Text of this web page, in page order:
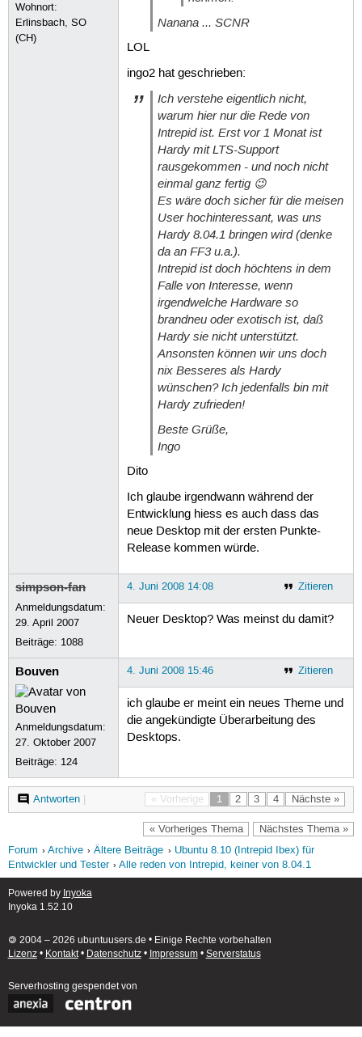
Wohnort:
Erlinsbach, SO
(CH)
Nanana ... SCNR
LOL
ingo2 hat geschrieben:
Ich verstehe eigentlich nicht,
warum hier nur die Rede von
Intrepid ist. Erst vor 1 Monat ist
Hardy mit LTS-Support
rausgekommen - und noch nicht
einmal ganz fertig 😉
Es wäre doch sicher für die meisen
User hochinteressant, was uns
Hardy 8.04.1 bringen wird (denke
da an FF3 u.a.).
Intrepid ist doch höchtens in dem
Falle von Interesse, wenn
irgendwelche Hardware so
brandneu oder exotisch ist, daß
Hardy sie nicht unterstützt.
Ansonsten können wir uns doch
nix Besseres als Hardy
wünschen? Ich jedenfalls bin mit
Hardy zufrieden!
Beste Grüße,
Ingo
Dito
Ich glaube irgendwann während der
Entwicklung hiess es auch dass das
neue Desktop mit der ersten Punkte-
Release kommen würde.
simpson-fan
Anmeldungsdatum:
29. April 2007
Beiträge: 1088
Zitieren
4. Juni 2008 14:08
Neuer Desktop? Was meinst du damit?
Bouven
Anmeldungsdatum:
27. Oktober 2007
Beiträge: 124
Zitieren
4. Juni 2008 15:46
ich glaube er meint ein neues Theme und
die angekündigte Überarbeitung des
Desktops.
« Vorherige 1 2 3 4 Nächste »
Antworten|
« Vorheriges Thema Nächstes Thema »
Forum Archive Ältere Beiträge
Ubuntu 8.10 (Intrepid Ibex) für
Entwickler und Tester
Alle reden von Intrepid, keiner von 8.04.1
Powered by Inyoka
Inyoka 1.52.10
🄯 2004 – 2026 ubuntuusers.de • Einige Rechte vorbehalten
Lizenz• Kontakt• Datenschutz• Impressum• Serverstatus
Serverhosting gespendet von